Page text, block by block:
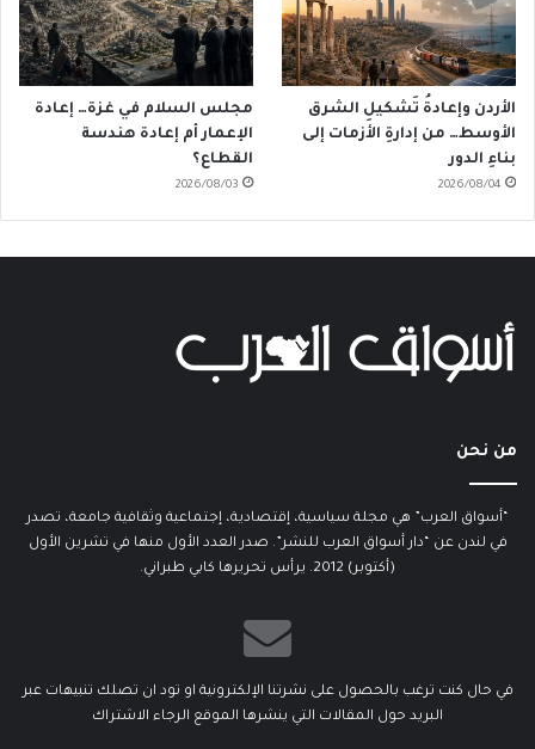
الأردن وإعادةُ تَشكيلِ الشرق
الأوسط… من إدارةِ الأزمات إلى
بناءِ الدور
2026/08/04
مجلس السلام في غزة… إعادة
الإعمار أم إعادة هندسة
القطاع؟
2026/08/03
من نحن
“أسواق العرب” هي مجلة سياسية، إقتصادية، إجتماعية وثقافية جامعة، تصدر
في لندن عن “دار أسواق العرب للنشر”. صدر العدد الأول منها في تشرين الأول
(أكتوبر) 2012. يرأس تحريرها كابي طبراني.
في حال كنت ترغب بالحصول على نشرتنا الإلكترونية او تود ان تصلك تنبيهات عبر
البريد حول المقالات التي ينشرها الموقع الرجاء الاشتراك